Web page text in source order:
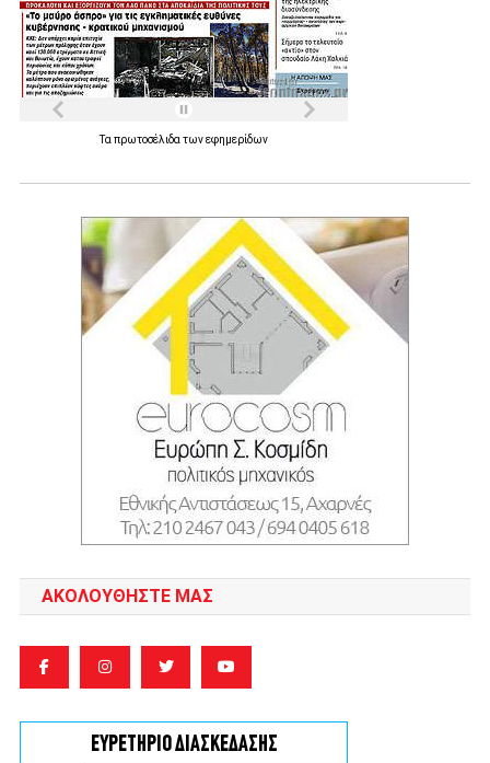
Ταπρωτοσέλιδατωνεφημερίδων
ΑΚΟΛΟΥΘΉΣΤΕ ΜΑΣ